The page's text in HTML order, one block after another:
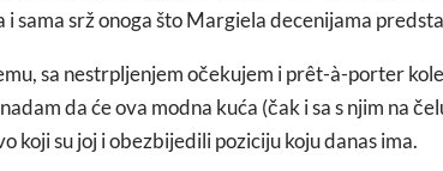
i sama srž onoga što Margiela decenijama
sa nestrpljenjem očekujem i prêt-à-porter
da će ova modna kuća (čak i sa s njim na
koji su joj i obezbijedili poziciju koju danas ima.